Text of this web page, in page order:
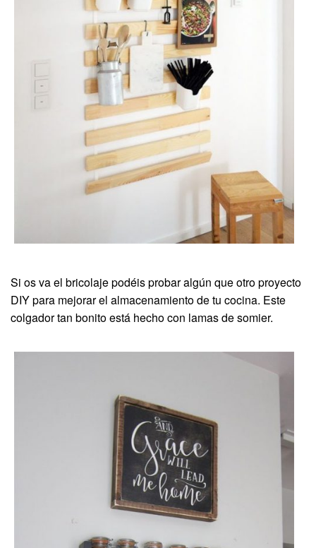
Si os va el bricolaje podéis probar algún que otro proyecto
DIY para mejorar el almacenamiento de tu cocina. Este
colgador tan bonito está hecho con lamas de somier.